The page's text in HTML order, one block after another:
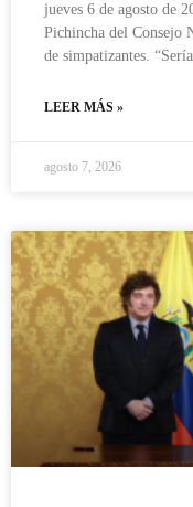
jueves 6 de agosto de
Pichincha del Consejo
de simpatizantes.
LEER MÁS »
agosto 7, 2026